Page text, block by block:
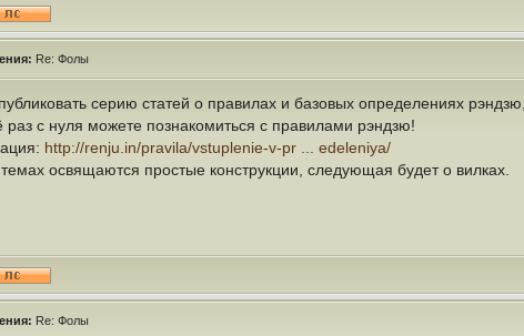
Re: Фолы
серию статей о правилах и базовых определениях
с нуля можете познакомиться с правилами рэндзю!
http://renju.in/pravila/vstuplenie-v-pr ... edeleniya/
освящаются простые конструкции, следующая будет о вилках.
Re: Фолы